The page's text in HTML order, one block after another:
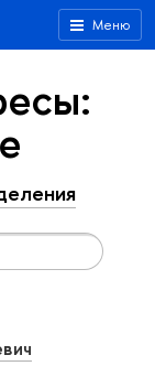
Меню